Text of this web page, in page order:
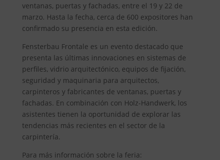
ventanas, puertas y fachadas, entre el 19 y 22 de
marzo. Hasta la fecha, cerca de 600 expositores han
confirmado su presencia en esta edición.
Fensterbau Frontale es un evento destacado que
presenta las últimas innovaciones en sistemas de
perfiles, vidrio arquitectónico, equipos de fijación,
seguridad y maquinaria para arquitectos,
carpinteros y fabricantes de ventanas, puertas y
fachadas. En combinación con Holz-Handwerk, los
asistentes tienen la oportunidad de explorar las
tendencias más recientes en el sector de la
carpintería.
Para más información sobre la feria: